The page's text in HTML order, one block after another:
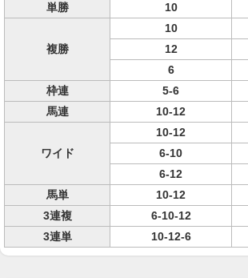
単勝 10
複勝
10
12
6
枠連
5-6
馬連
10-12
ワイド
10-12
6-10
6-12
馬単
10-12
3連複
6-10-12
3連単
10-12-6